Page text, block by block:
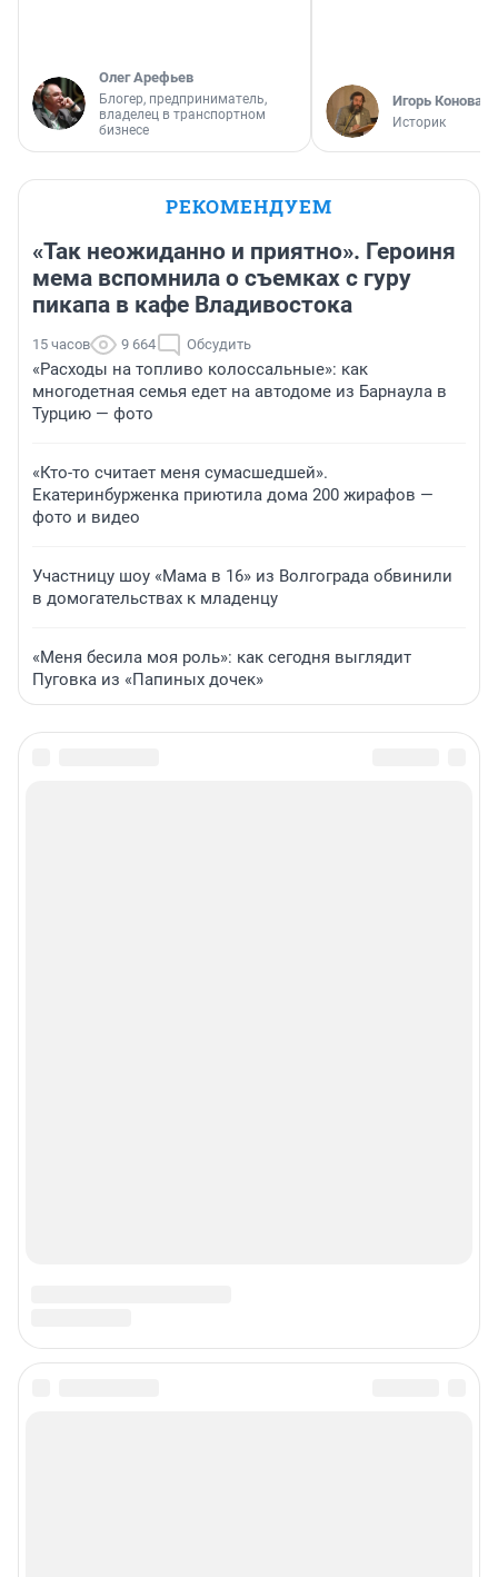
Олег Арефьев
Блогер, предприниматель,
владелец в транспортном
бизнесе
Игорь
Историк
РЕКОМЕНДУЕМ
«Так неожиданно и приятно». Героиня
мема вспомнила о съемках с гуру
пикапа в кафе Владивостока
15 часов 9 664 Обсудить
«Расходы на топливо колоссальные»: как
многодетная семья едет на автодоме из Барнаула в
Турцию — фото
«Кто-то считает меня сумасшедшей».
Екатеринбурженка приютила дома 200 жирафов —
фото и видео
Участницу шоу «Мама в 16» из Волгограда обвинили
в домогательствах к младенцу
«Меня бесила моя роль»: как сегодня выглядит
Пуговка из «Папиных дочек»